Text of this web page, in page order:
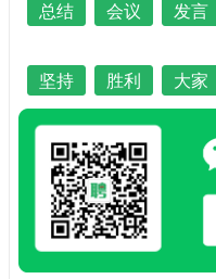
总结 会议 发言
坚持 胜利 大家